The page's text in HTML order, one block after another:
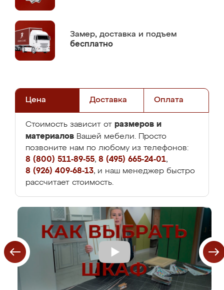
Замер, доставка и подъем
бесплатно
Цена Доставка Оплата
Стоимость зависит от размеров и
материалов Вашей мебели. Просто
позвоните нам по любому из телефонов:
8 (800) 511-89-55, 8 (495) 665-24-01,
8 (926) 409-68-13, и наш менеджер быстро
рассчитает стоимость.